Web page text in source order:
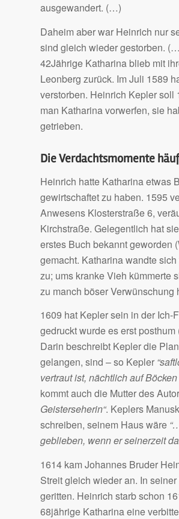
ausgewandert. (…)
Daheim aber war Heinrich nur
sind gleich wieder gestorben.
42Jährige Katharina blieb mit
Leonberg zurück. Im Juli 1589
verstorben. Heinrich Kepler soll
man Katharina vorwerfen, sie
getrieben.
Die Verdachtsmomente
Heinrich hatte Katharina etwas
gewirtschaftet zu haben. 1595
Anwesens Klosterstraße 6,
Kirchstraße. Gelegentlich hat
erstes Buch bekannt geworden
gemacht. Katharina wandte
zu; ums kranke Vieh kümmerte
zu manch böser Verwünschung
1609 hat Kepler sein in der Ich-
gedruckt wurde es erst
Darin beschreibt Kepler die
gelangen, sind – so Kepler 
vertraut ist, nächtlich auf
kommt auch die Mutter des
Geisterseherin“. Keplers
schreiben, seinem Haus wäre
geblieben, wenn er seinerzeit
1614 kam Johannes Bruder
Streit gleich wieder an. In
geritten. Heinrich starb schon
68jährige Katharina eine